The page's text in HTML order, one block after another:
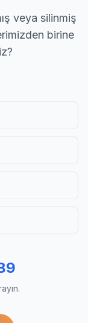
veya silinmiş
birine